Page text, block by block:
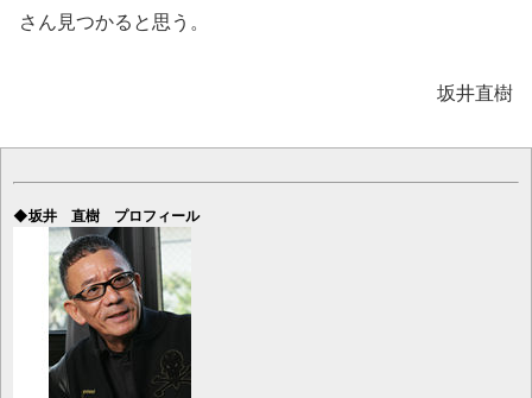
さん見つかると思う。
坂井直樹
◆坂井 直樹 プロフィール